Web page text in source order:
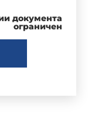
документа
ограничен